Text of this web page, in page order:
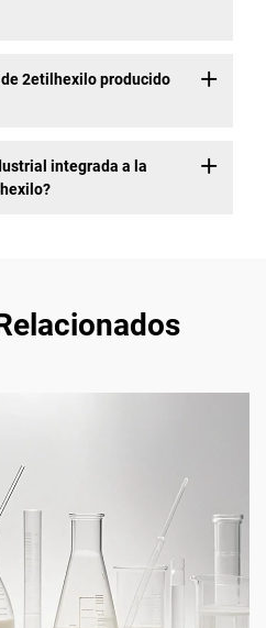
2etilhexilo producido
integrada a la